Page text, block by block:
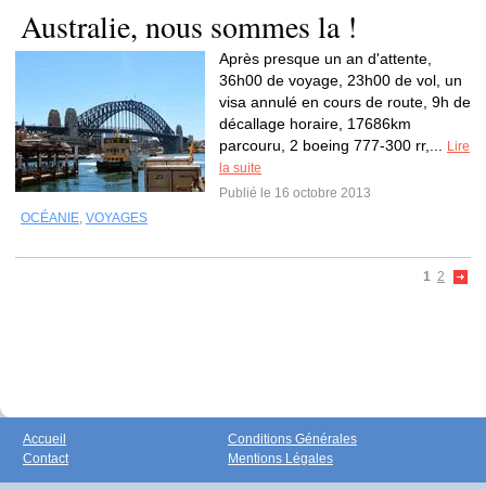
Australie, nous sommes la !
Après presque un an d'attente,
36h00 de voyage, 23h00 de vol, un
visa annulé en cours de route, 9h de
décallage horaire, 17686km
parcouru, 2 boeing 777-300 rr,...
Lire
la suite
Publié le 16 octobre 2013
OCÉANIE, VOYAGES
1 2
Accueil
Contact
Conditions Générales
Mentions Légales